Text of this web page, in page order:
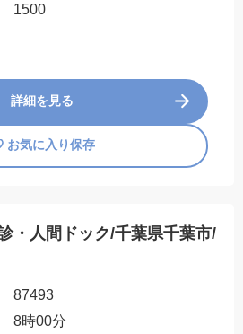
1500
詳細を見る
お気に入り保存
・人間ドック/千葉県千葉市/
87493
8時00分